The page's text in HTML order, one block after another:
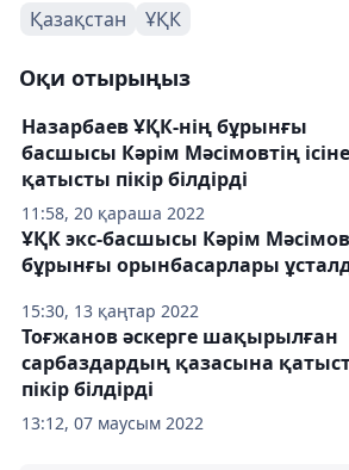
Қазақстан ҰҚК
Оқи отырыңыз
11:58, 20 қараша 2022
Назарбаев ҰҚК-нің бұрынғы
басшысы Кәрім Мәсімовтің ісіне
қатысты пікір білдірді
15:30, 13 қаңтар 2022
ҰҚК экс-басшысы Кәрім
бұрынғы орынбасарлары
13:12, 07 маусым 2022
Тоғжанов әскерге шақырылған
сарбаздардың қазасына
пікір білдірді